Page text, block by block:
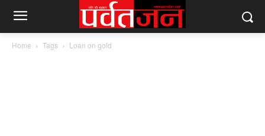
Home Tags Loan on gold